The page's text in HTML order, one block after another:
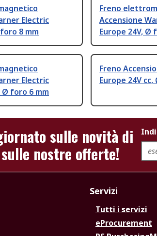
Electric
8 mm
Freno
Accensione
Europe 24V, Ø
Electric
Ø foro 6 mm
Freno
Europe 24V
sulle novità di
nostre offerte!
Servizi
Tutti i servizi
eProcurement